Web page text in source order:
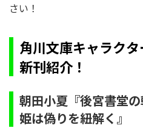
さい！
角川文庫キャラク
新刊紹介！
朝田小夏『後宮書堂
姫は偽りを紐解く』